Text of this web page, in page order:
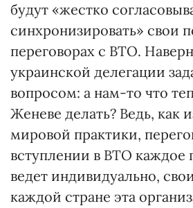
будут «жестко
синхронизировать» свои
переговорах с ВТО.
украинской делегации
вопросом: а нам-то что
Женеве делать? Ведь, как
мировой практики,
вступлении в ВТО каждое
ведет индивидуально,
каждой стране эта